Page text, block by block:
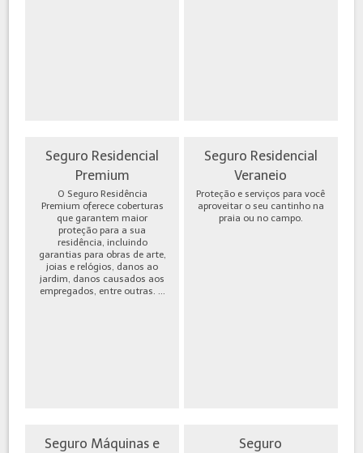
Seguro Residencial
Premium
O Seguro Residência
Premium oferece coberturas
que garantem maior
proteção para a sua
residência, incluindo
garantias para obras de arte,
joias e relógios, danos ao
jardim, danos causados aos
empregados, entre outras. ...
Seguro Residencial
Veraneio
Proteção e serviços para você
aproveitar o seu cantinho na
praia ou no campo.
Seguro Máquinas e
Seguro